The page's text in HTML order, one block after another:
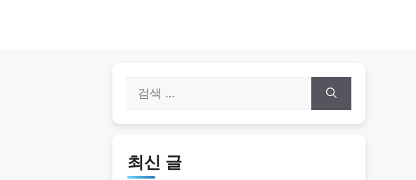
색:
최신 글